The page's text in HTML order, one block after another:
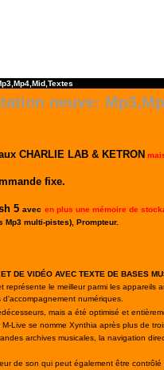
neuve:
CHARLIE LAB & KETRON
fixe.
5 avec en plus une mémoire de
Mp3 multi-pistes), Prompteur.
DE VIDÉO AVEC TEXTE DE BASES
le meilleur parmi les appareils
numériques.
mais a été optimisé et
Live se nomme Xynthia après plus de
archives musicales, la navigation
de son qui peut également être